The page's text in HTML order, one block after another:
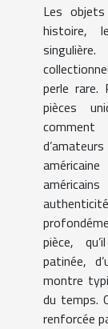
Les
histoire,
perle rare.
pièces
pièce,
patinée,
montre
du temps.
renforcée